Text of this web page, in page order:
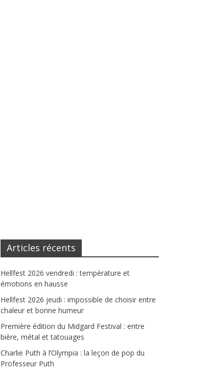
Articles récents
Hellfest 2026 vendredi : température et
émotions en hausse
Hellfest 2026 jeudi : impossible de choisir entre
chaleur et bonne humeur
Première édition du Midgard Festival : entre
bière, métal et tatouages
Charlie Puth à l’Olympia : la leçon de pop du
Professeur Puth